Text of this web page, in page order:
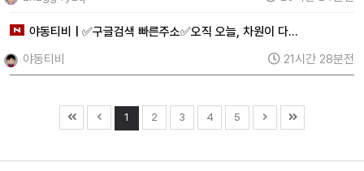
야동티비 | ✅구글검색 빠른주소✅오직 오늘, 차원이 다…
야동티비
21시간 28분전
1 2 3 4 5